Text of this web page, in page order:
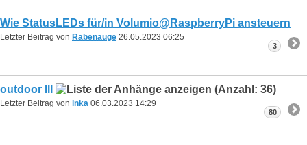
Wie StatusLEDs für/in Volumio@RaspberryPi ansteuern
Letzter Beitrag von Rabenauge 26.05.2023 06:25
3
outdoor III
Letzter Beitrag von inka 06.03.2023 14:29
80